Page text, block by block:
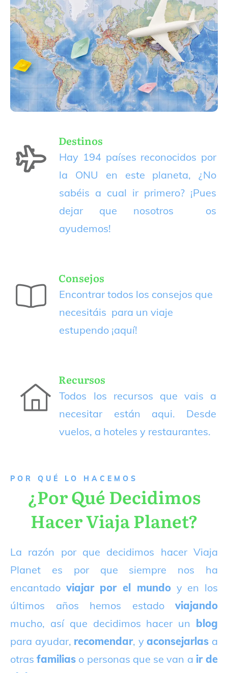
Destinos
Hay 194 países reconocidos por
la ONU en este planeta, ¿No
sabéis a cual ir primero? ¡Pues
dejar que nosotros os
ayudemos!
Consejos
Encontrar todos los consejos que
necesitáis para un viaje
estupendo ¡aquí!
Recursos
Todos los recursos que vais a
necesitar están aqui. Desde
vuelos, a hoteles y restaurantes.
P OR QUÉ LO HACEMOS
¿Por Qué Decidimos
Hacer Viaja Planet?
La razón por que decidimos hacer Viaja
Planet es por que siempre nos ha
encantado viajar por el mundoy en los
últimos años hemos estado viajando
mucho, así que decidimos hacer un blog
para ayudar, recomendar, yaconsejarlas a
otrasfamilias o personas que se van a ir de